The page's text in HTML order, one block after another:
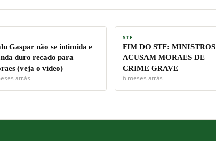
Gaspar não se intimida e
duro recado para
(veja o vídeo)
atrás
STF
FIM DO STF: MINISTROS
ACUSAM MORAES DE
CRIME GRAVE
6 meses atrás